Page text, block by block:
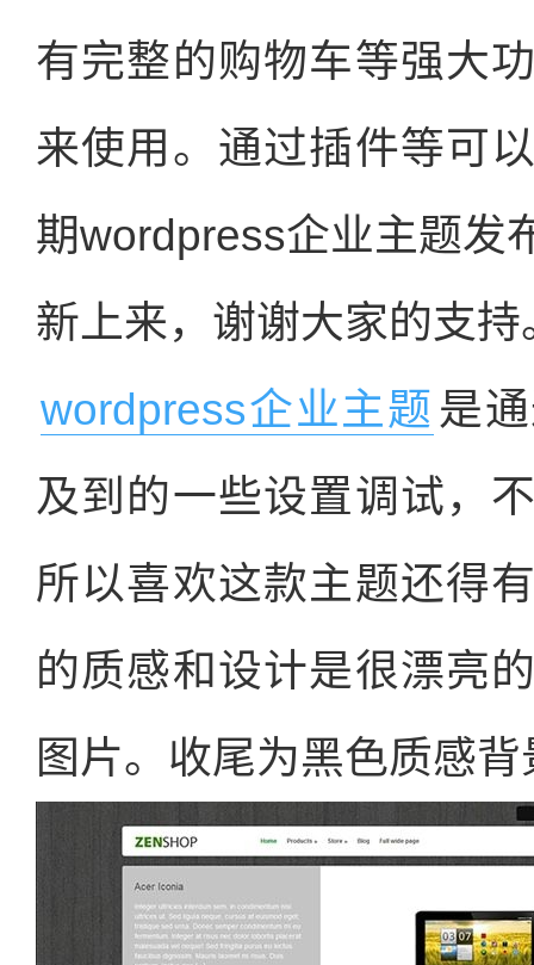
有完整的购物车等强大
来使用。通过插件等可
期wordpress企业主题发
新上来，谢谢大家的支持
wordpress企业主题 是
及到的一些设置调试，
所以喜欢这款主题还得
的质感和设计是很漂亮
图片。收尾为黑色质感